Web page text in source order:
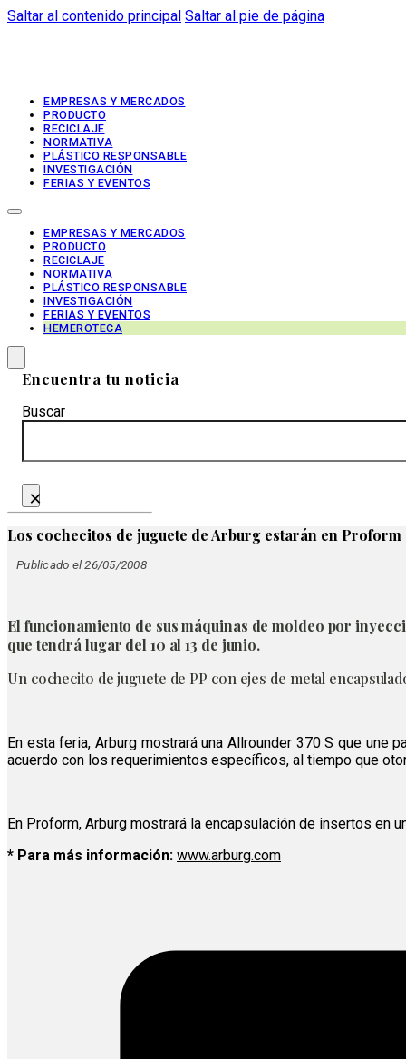
Saltar al contenido principal Saltar al pie de página
EMPRESAS Y MERCADOS
PRODUCTO
RECICLAJE
NORMATIVA
PLÁSTICO RESPONSABLE
INVESTIGACIÓN
FERIAS Y EVENTOS
EMPRESAS Y MERCADOS
PRODUCTO
RECICLAJE
NORMATIVA
PLÁSTICO RESPONSABLE
INVESTIGACIÓN
FERIAS Y EVENTOS
HEMEROTECA
Encuentra tu noticia
Buscar
×
Los cochecitos de juguete de Arburg estarán en Proform
Publicado el 26/05/2008
El funcionamiento de sus máquinas de moldeo por
que tendrá lugar del 10 al 13 de junio.
Un cochecito de juguete de PP con ejes de metal
En esta feria, Arburg mostrará una Allrounder 370 S que
acuerdo con los requerimientos específicos, al tiempo que
En Proform, Arburg mostrará la encapsulación de insertos en
* Para más información: www.arburg.com